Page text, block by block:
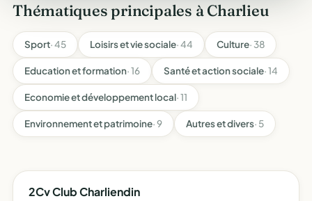
Thématiques principales à Charlieu
Sport· 45 Loisirs et vie sociale· 44 Culture· 38
Education et formation· 16 Santé et action sociale· 14
Economie et développement local· 11
Environnement et patrimoine· 9 Autres et divers· 5
2Cv Club Charliendin